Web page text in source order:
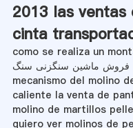
2013 las
cinta
como se realiza un
فروش ماشین سنگزنی سنگ
mecanismo del molino
caliente la venta de
molino de martillos
quiero ver molinos de